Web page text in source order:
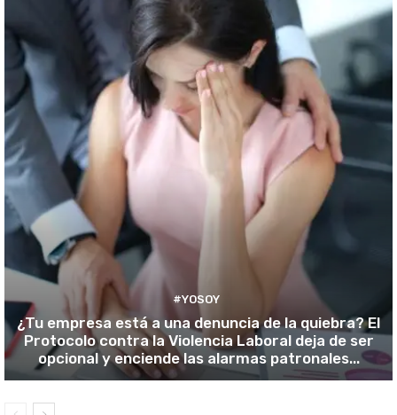
#YOSOY
¿Tu empresa está a una denuncia de la quiebra? El
Protocolo contra la Violencia Laboral deja de ser
opcional y enciende las alarmas patronales...